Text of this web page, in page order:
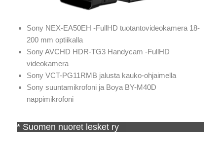
Sony NEX-EA50EH -FullHD tuotantovideokamera 18-
200 mm optiikalla
Sony AVCHD HDR-TG3 Handycam -FullHD
videokamera
Sony VCT-PG11RMB jalusta kauko-ohjaimella
Sony suuntamikrofoni ja Boya BY-M40D
nappimikrofoni
* Suomen nuoret lesket ry